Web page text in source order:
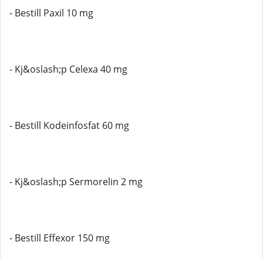
- Bestill Paxil 10 mg
- Kj&oslash;p Celexa 40 mg
- Bestill Kodeinfosfat 60 mg
- Kj&oslash;p Sermorelin 2 mg
- Bestill Effexor 150 mg